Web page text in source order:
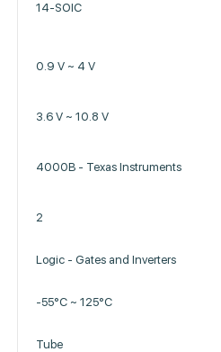
14-SOIC
0.9 V ~ 4 V
3.6 V ~ 10.8 V
4000B - Texas Instruments
2
Logic - Gates and Inverters
-55°C ~ 125°C
Tube